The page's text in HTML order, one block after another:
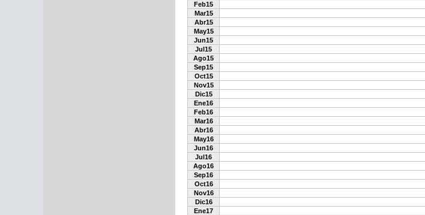
Feb15
Mar15
Abr15
May15
Jun15
Jul15
Ago15
Sep15
Oct15
Nov15
Dic15
Ene16
Feb16
Mar16
Abr16
May16
Jun16
Jul16
Ago16
Sep16
Oct16
Nov16
Dic16
Ene17